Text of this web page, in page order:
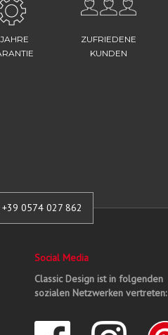
ZUFRIEDENE
KUNDEN
+39 0574 027 862
Social Media
Classic Design ist in folgenden
sozialen Netzwerken vertreten: